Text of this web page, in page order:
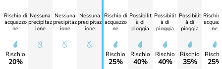
Rischio di
acquazzo
ne
Rischio
20%
Nessuna
precipitaz
ione
Nessuna
precipitaz
ione
Nessuna
precipitaz
ione
Rischio di
acquazzo
ne
Rischio
25%
Possibilit
à di
pioggia
Rischio
40%
Possibilit
à di
pioggia
Rischio
40%
Possibilit
à di
pioggia
Rischio
35%
Rischio
ne
25%